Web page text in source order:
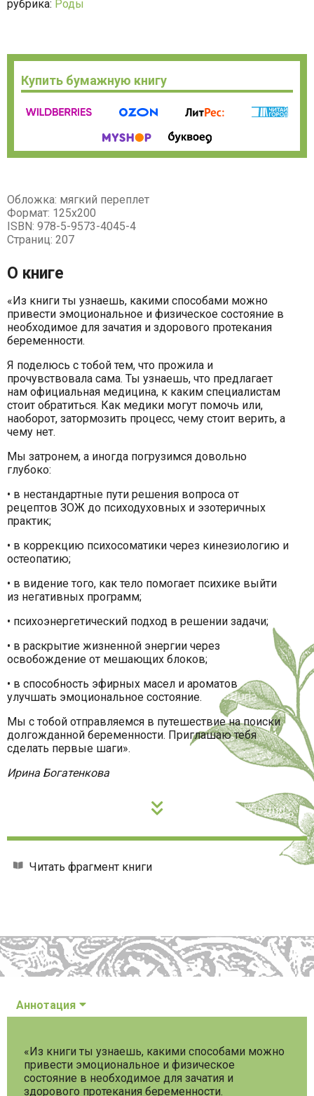
рубрика: Роды
Купить бумажную книгу
Обложка: мягкий переплет
Формат: 125х200
ISBN: 978-5-9573-4045-4
Страниц: 207
О книге
«Из книги ты узнаешь, какими способами можно
привести эмоциональное и физическое состояние в
необходимое для зачатия и здорового протекания
беременности.
Я поделюсь с тобой тем, что прожила и
прочувствовала сама. Ты узнаешь, что предлагает
нам официальная медицина, к каким специалистам
стоит обратиться. Как медики могут помочь или,
наоборот, затормозить процесс, чему стоит верить, а
чему нет.
Мы затронем, а иногда погрузимся довольно
глубоко:
• в нестандартные пути решения вопроса от
рецептов ЗОЖ до психодуховных и эзотеричных
практик;
• в коррекцию психосоматики через кинезиологию и
остеопатию;
• в видение того, как тело помогает психике выйти
из негативных программ;
• психоэнергетический подход в решении задачи;
• в раскрытие жизненной энергии через
освобождение от мешающих блоков;
• в способность эфирных масел и ароматов
улучшать эмоциональное состояние.
Мы с тобой отправляемся в путешествие на поиски
долгожданной беременности. Приглашаю тебя
сделать первые шаги».
Ирина Богатенкова
Читать фрагмент книги
Аннотация
«Из книги ты узнаешь, какими способами можно
привести эмоциональное и физическое
состояние в необходимое для зачатия и
здорового протекания беременности.